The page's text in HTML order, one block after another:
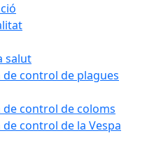
salut
control de plagues
control de coloms
control de la Vespa